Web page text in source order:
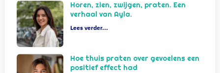
Horen, zien, zwijgen, praten. Een
verhaal van Ayla.
Lees verder...
Hoe thuis praten over gevoelens een
positief effect had